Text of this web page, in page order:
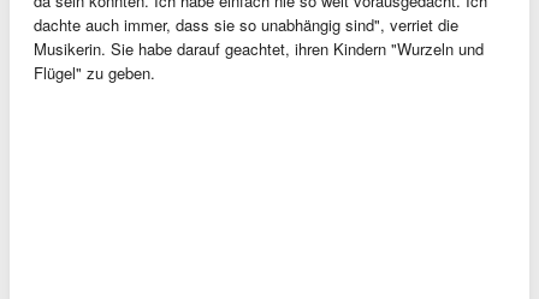
dachte auch immer, dass sie so unabhängig sind", verriet die
Musikerin. Sie habe darauf geachtet, ihren Kindern "Wurzeln und
Flügel" zu geben.